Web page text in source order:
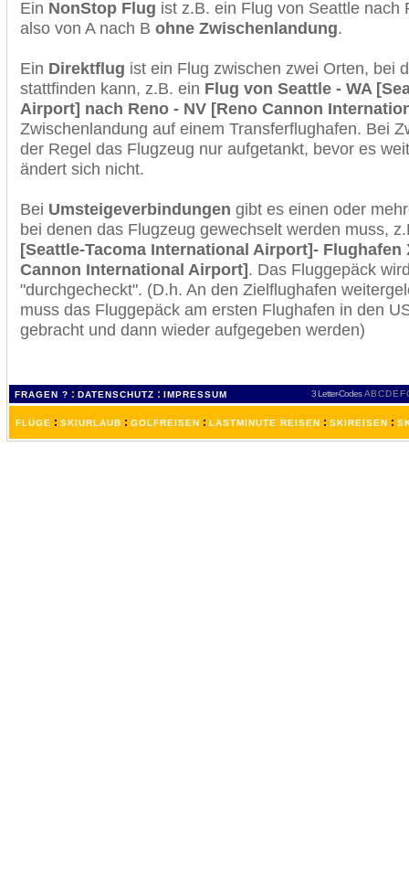
Ein NonStop Flug ist z.B. ein Flug von Seattle nach
also von A nach B ohne Zwischenlandung.
Ein Direktflug ist ein Flug zwischen zwei Orten, bei
stattfinden kann, z.B. ein Flug von Seattle - WA
Airport] nach Reno - NV [Reno Cannon
Zwischenlandung auf einem Transferflughafen. Bei
der Regel das Flugzeug nur aufgetankt, bevor es
ändert sich nicht.
Bei Umsteigeverbindungen gibt es einen oder
bei denen das Flugzeug gewechselt werden muss,
[Seattle-Tacoma International Airport]- Flughafen
Cannon International Airport]. Das Fluggepäck
"durchgecheckt". (D.h. An den Zielflughafen
muss das Fluggepäck am ersten Flughafen in den
gebracht und dann wieder aufgegeben werden)
FRAGEN ? : DATENSCHUTZ : IMPRESSUM 3 Letter-Codes ABCDEF
FLÜGE : SKIURLAUB : GOLFREISEN : LASTMINUTE REISEN : SKIREISEN :